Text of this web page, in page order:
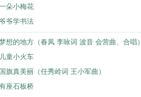
朵小梅花
爷学书法
想的地方（春凤 李咏词 波音 会营曲、合唱）
童小火车
旗真美丽（任秀岭词 王小军曲）
座石板桥